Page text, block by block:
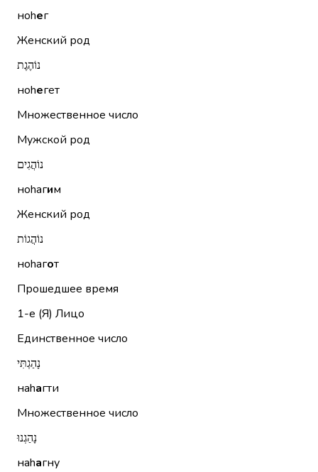
ноhег
Женский род
נוֹהֶגֶת
ноhегет
Множественное число
Мужской род
נוֹהֲגִים
ноhагим
Женский род
נוֹהֲגוֹת
ноhагот
Прошедшее время
1-е (Я) Лицо
Единственное число
נָהַגְתִּי
наhагти
Множественное число
נָהַגְנוּ
наhагну